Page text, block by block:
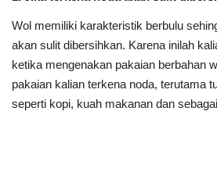
Wol memiliki karakteristik berbulu
akan sulit dibersihkan. Karena inilah
ketika mengenakan pakaian berbahan
pakaian kalian terkena noda, terutama
seperti kopi, kuah makanan dan